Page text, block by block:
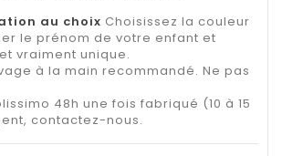
au choix Choisissez la couleur
le prénom de votre enfant et
vraiment unique.
à la main recommandé. Ne pas
48h une fois fabriqué (10 à 15
contactez-nous.